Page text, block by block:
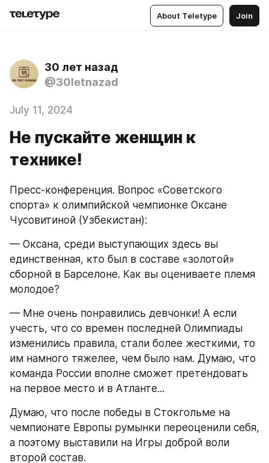
About Teletype Join
30 лет назад
@30letnazad
July 11, 2024
Не пускайте женщин к
технике!
Пресс-конференция. Вопрос «Советского
спорта» к олимпийской чемпионке Оксане
Чусовитиной (Узбекистан):
— Оксана, среди выступающих здесь вы
единственная, кто был в составе «золотой»
сборной в Барселоне. Как вы оцениваете племя
молодое?
— Мне очень понравились девчонки! А если
учесть, что со времен последней Олимпиады
изменились правила, стали более жесткими, то
им намного тяжелее, чем было нам. Думаю, что
команда России вполне сможет претендовать
на первое место и в Атланте...
Думаю, что после победы в Стокгольме на
чемпионате Европы румынки переоценили себя,
а поэтому выставили на Игры доброй воли
второй состав.